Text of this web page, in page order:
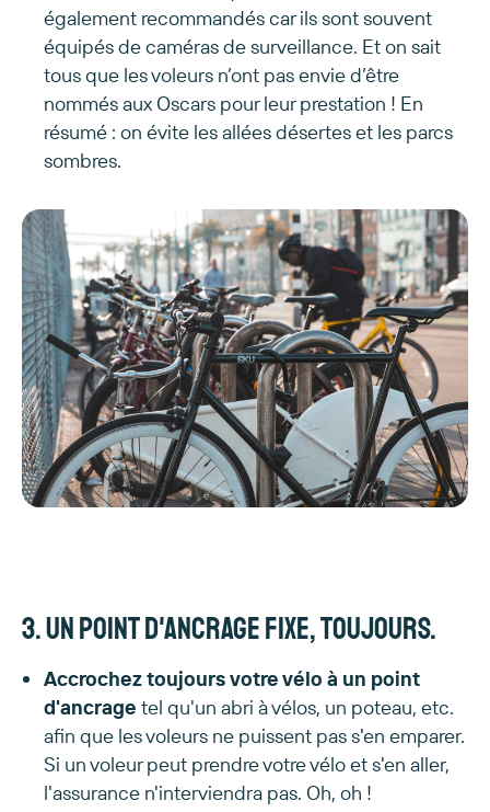
également recommandés car ils sont souvent
équipés de caméras de surveillance. Et on sait
tous que les voleurs n’ont pas envie d’être
nommés aux Oscars pour leur prestation ! En
résumé : on évite les allées désertes et les parcs
sombres.
3. Un point d'ancrage fixe, toujours.
Accrocheztoujoursvotre vélo à un point
d'ancrage tel qu'un abri à vélos, un poteau, etc.
afin que les voleurs ne puissent pas s'en emparer.
Si un voleur peut prendre votre vélo et s'en aller,
l'assurance n'interviendra pas. Oh, oh !